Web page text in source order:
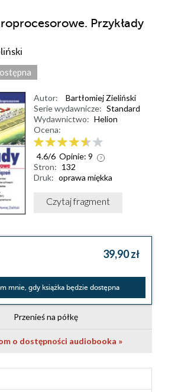
Przykłady
Autor:
Bartłomiej Zieliński
Serie wydawnicze: Standard
Wydawnictwo: Helion
Ocena:
4.6/6 Opinie: 9
Stron: 132
Druk: oprawa miękka
Czytaj fragment
39,90 zł
mnie, gdy książka będzie dostępna
Przenieś na półkę
o dostępności audiobooka »